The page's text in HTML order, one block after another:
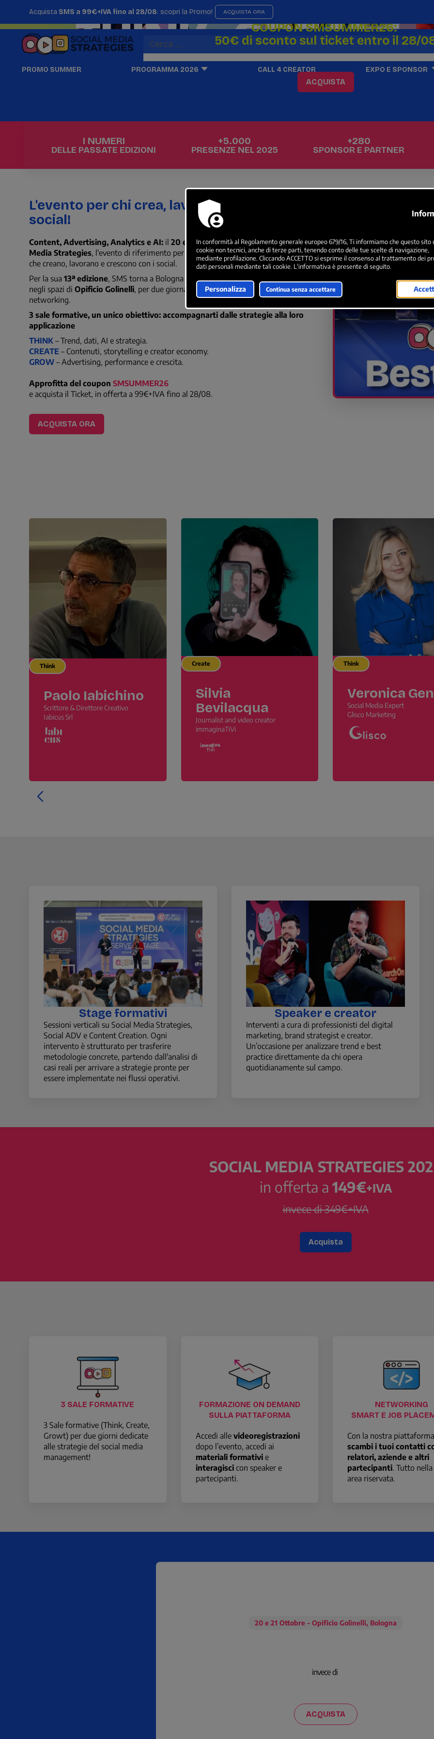
Acquista SMS a 99€+IVA fino al 28/08: scopri la Promo! ACQUISTA ORA
PROMO SUMMER PROGRAMMA 2026 CALL 4 CREATOR EXPO E SPONSOR
COUPON SMSUMMER26:
50€ di sconto sul ticket entro il 28/
ACQUISTA
I NUMERI
DELLE PASSATE EDIZIONI
+5.000
PRESENZE NEL 2025
+280
SPONSOR E PARTNER
L'evento per chi crea, lavora e cresce con i
social!
Content, Advertising, Analytics e AI: il 20 e 21 ottobreè in programmaSocial
Media Strategies, l'evento di riferimento per professionisti, creator, brand e aziende
che creano, lavorano e crescono con i social.
Per la sua 13ª edizione, SMS torna a Bologna e, quest'anno, accoglierà i partecipanti
negli spazi di Opificio Golinelli, per due giornate di formazione, ispirazione e
networking.
3 sale formative, un unico obiettivo: accompagnarti dalle strategie alla loro
applicazione
THINK – Trend, dati, AI e strategia.
CREATE – Contenuti, storytelling e creator economy.
GROW – Advertising, performance e crescita.
Approfitta del coupon SMSUMMER26
e acquista il Ticket, in offerta a 99€+IVA fino al 28/08.
ACQUISTA ORA
Think
Paolo Iabichino
Scrittore & Direttore Creativo
Iabicus Srl
Create
Silvia
Bevilacqua
Journalist and video creator
immaginaTiVi
Think
Veronica
Social Media Expert
Glisco Marketing
Stage formativi
Sessioni verticali su Social Media Strategies,
Social ADV e Content Creation. Ogni
intervento è strutturato per trasferire
metodologie concrete, partendo dall'analisi di
casi reali per arrivare a strategie pronte per
essere implementate nei flussi operativi.
Speaker e creator
Interventi a cura di professionisti del digital
marketing, brand strategist e creator.
Un’occasione per analizzare trend e best
practice direttamente da chi opera
quotidianamente sul campo.
SOCIAL MEDIA STRATEGIES
in offerta a 149€+IVA
invece di 349€+IVA
Acquista
3 SALE FORMATIVE
3 Sale formative (Think, Create,
Growt) per due giorni dedicate
alle strategie del social media
management!
FORMAZIONE ON DEMAND
SULLA PIATTAFORMA
Accedi alle videoregistrazioni
dopo l’evento, accedi ai
materiali formativi e
interagiscicon speaker e
partecipanti.
NETWORKING
SMART E JOB
Con la nostra piattaforma
scambi i tuoi contatti
relatori, aziende e altri
partecipanti. Tutto
area riservata.
20 e 21 Ottobre - Opificio Golinelli, Bologna
invece di
ACQUISTA